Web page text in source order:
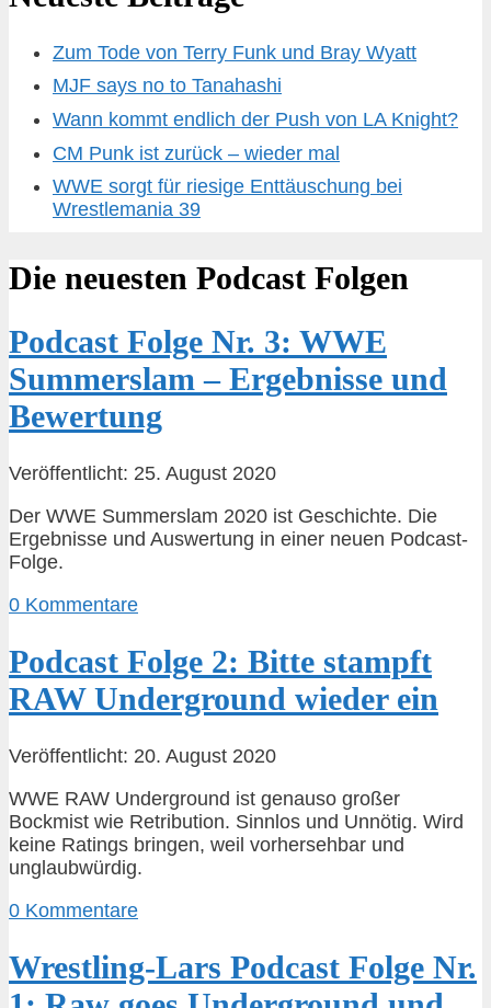
Zum Tode von Terry Funk und Bray Wyatt
MJF says no to Tanahashi
Wann kommt endlich der Push von LA Knight?
CM Punk ist zurück – wieder mal
WWE sorgt für riesige Enttäuschung bei
Wrestlemania 39
Die neuesten Podcast Folgen
Podcast Folge Nr. 3: WWE
Summerslam – Ergebnisse und
Bewertung
Veröffentlicht: 25. August 2020
Der WWE Summerslam 2020 ist Geschichte. Die
Ergebnisse und Auswertung in einer neuen Podcast-
Folge.
0 Kommentare
Podcast Folge 2: Bitte stampft
RAW Underground wieder ein
Veröffentlicht: 20. August 2020
WWE RAW Underground ist genauso großer
Bockmist wie Retribution. Sinnlos und Unnötig. Wird
keine Ratings bringen, weil vorhersehbar und
unglaubwürdig.
0 Kommentare
Wrestling-Lars Podcast Folge Nr.